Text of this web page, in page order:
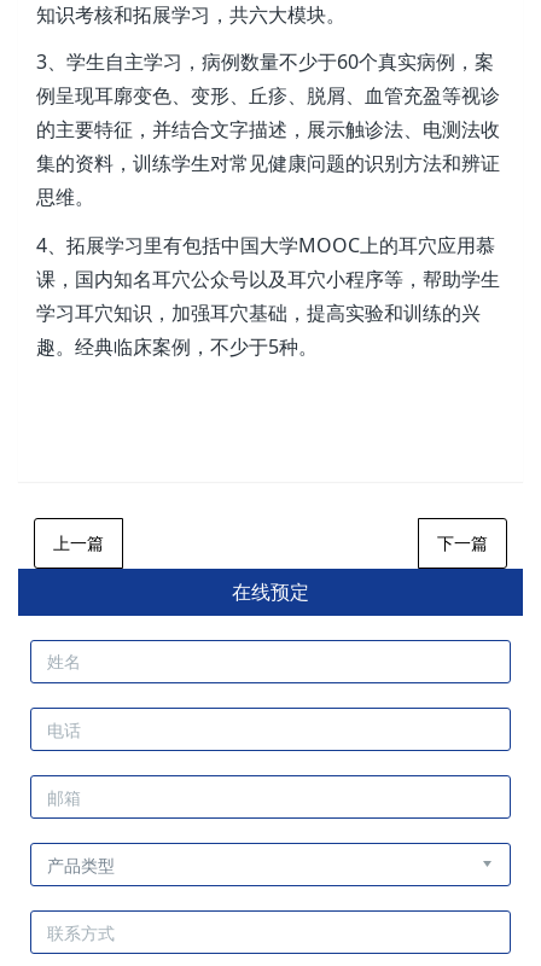
知识考核和拓展学习，共六大模块。
3、学生自主学习，病例数量不少于60个真实病例，案
例呈现耳廓变色、变形、丘疹、脱屑、血管充盈等视诊
的主要特征，并结合文字描述，展示触诊法、电测法收
集的资料，训练学生对常见健康问题的识别方法和辨证
思维。
4、拓展学习里有包括中国大学MOOC上的耳穴应用慕
课，国内知名耳穴公众号以及耳穴小程序等，帮助学生
学习耳穴知识，加强耳穴基础，提高实验和训练的兴
趣。经典临床案例，不少于5种。
上一篇 下一篇
在线预定